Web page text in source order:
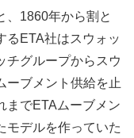
、1860年から割と
るETA社はスウォッ
チグループからスウ
ーブメント供給を止
までETAムーブメン
モデルを作っていた